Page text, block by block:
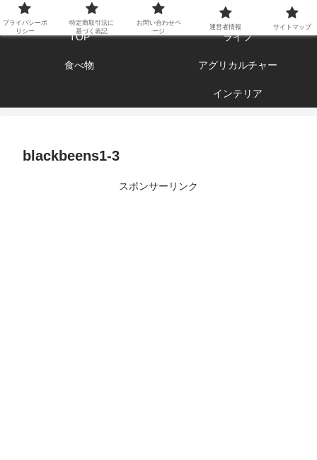
エンジョイ ブログライフ
TOP ライフ
食べ物 アグリカルチャー
インテリア
blackbeens1-3
スポンサーリンク
プライバシーポ
リシー
特定商取引法に
基づく表記
お問い合わせペ
ージ
運営者情報 サイトマップ